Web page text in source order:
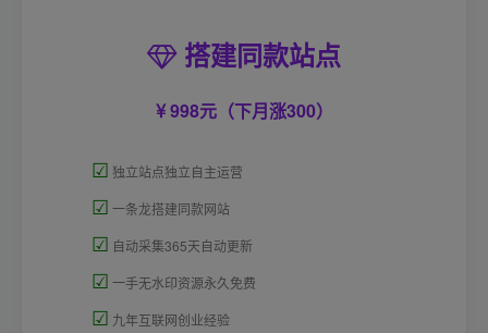
搭建同款站点
998元（下月涨300）
☑ 独立站点独立自主运营
☑ 一条龙搭建同款网站
☑ 自动采集365天自动更新
☑ 一手无水印资源永久免费
☑ 九年互联网创业经验